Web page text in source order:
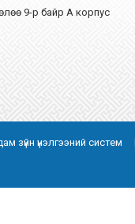
9-р байр А корпус
зүйн үнэлгээний систем